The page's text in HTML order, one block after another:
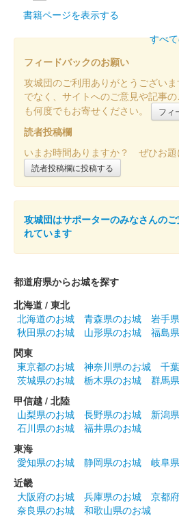
販売終了
上田城 御城印 令和七年新
販売終了
上田城 御城印
販売終了
上田城 御城印 令和6年秋
上田城 御城印
販売終了
第1版は城の印が青色
上田城 御城印 秋限定特別
販売終了
上田城 御城印 夏限定特別
販売終了
書籍ページを表示する
すべ
フィードバックのお願い
攻城団のご利用ありがとうござい
でなく、サイトへのご意見や記事
も何度でもお寄せください。
フィ
読者投稿欄
いまお時間ありますか？ ぜひお題
読者投稿欄に投稿する
攻城団はサポーターのみなさんの
れています
都道府県からお城を探す
北海道 / 東北
北海道のお城
青森県のお城 岩手
秋田県のお城
山形県のお城
福島
関東
東京都のお城
神奈川県のお城 千
茨城県のお城
栃木県のお城
群馬
甲信越 / 北陸
山梨県のお城
長野県のお城 新潟
石川県のお城
福井県のお城
東海
愛知県のお城
静岡県のお城 岐阜
近畿
大阪府のお城
兵庫県のお城 京都
奈良県のお城
和歌山県のお城